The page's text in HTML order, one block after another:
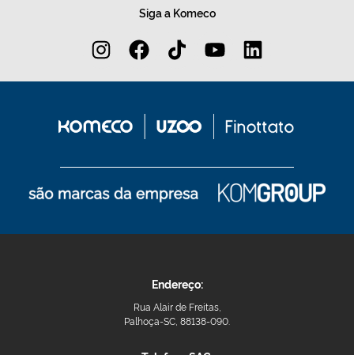
Siga a Komeco
Endereço:
Rua Alair de Freitas,
Palhoça-SC, 88138-090.